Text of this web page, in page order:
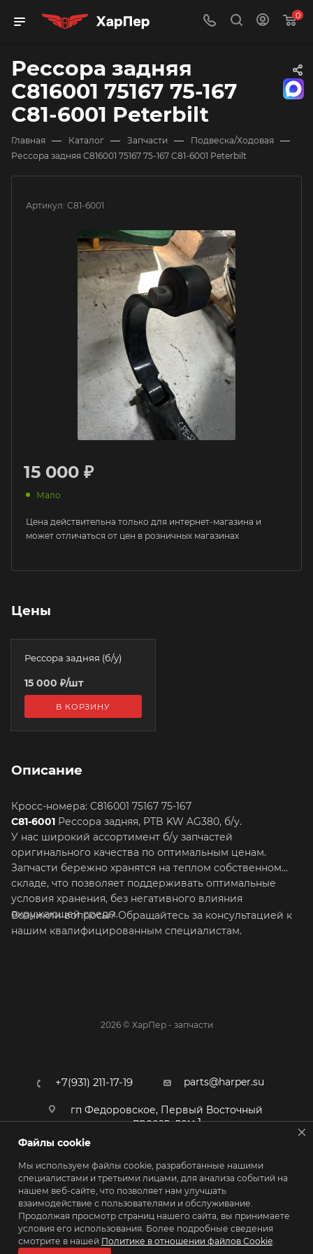
0
Рессора задняя
C816001 75167 75-167
C81-6001 Peterbilt
Главная — Каталог — Запчасти — Подвеска/Ходовая —
Рессора задняя C816001 75167 75-167 C81-6001 Peterbilt
Артикул: C81-6001
15 000 ₽
Мало
Цена действительна только для интернет-магазина и
может отличаться от цен в розничных магазинах
Цены
Рессора задняя (б/у)
15 000 ₽/шт
В КОРЗИНУ
Описание
Кросс-номера: C816001 75167 75-167
C81-6001 Рессора задняя, PTB KW AG380, б/у.
У нас широкий ассортимент б/у запчастей
оригинального качества по оптимальным ценам.
Запчасти бережно хранятся на теплом собственном
складе, что позволяет поддерживать оптимальные
условия хранения, без негативного влияния
окружающей среды.
Возникли вопросы? Обращайтесь за консультацией к
нашим квалифицированным специалистам.
2026 © ХарПер - запчасти
+7(931) 211-17-19 parts@harper.su
гп Федоровское, Первый Восточный
проезд, дом 1
ПОЛИТИКА КОНФИДЕНЦИАЛЬНОСТИ
Файлы cookie
Мы используем файлы cookie, разработанные нашими
специалистами и третьими лицами, для анализа событий на
нашем веб-сайте, что позволяет нам улучшать
взаимодействие с пользователями и обслуживание.
Продолжая просмотр страниц нашего сайта, вы принимаете
условия его использования. Более подробные сведения
смотрите в нашей Политике в отношении файлов Cookie.